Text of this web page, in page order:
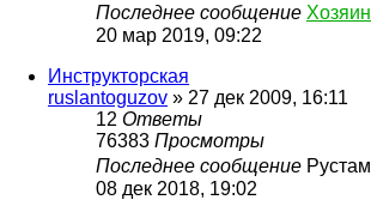
Последнее сообщение Хозяин
20 мар 2019, 09:22
Инструкторская
ruslantoguzov » 27 дек 2009, 16:11
12 Ответы
76383 Просмотры
Последнее сообщение Рустам
08 дек 2018, 19:02